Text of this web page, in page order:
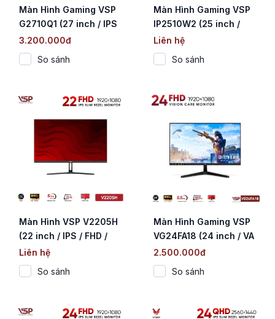
Màn Hình Gaming VSP
G2710Q1 (27 inch / IPS
/ 2K QHD / 100Hz / 1ms)
3.200.000đ
So sánh
Màn Hình Gaming VSP
IP2510W2 (25 inch /
Fast IPS / FHD / 180Hz /
1ms)
Liên hệ
So sánh
Màn Hình VSP V2205H
(22 inch / IPS / FHD /
75Hz / 5ms)
Liên hệ
So sánh
Màn Hình Gaming VSP
VG24FA18 (24 inch / VA
/ FHD / 180Hz / 0.5ms)
2.500.000đ
So sánh